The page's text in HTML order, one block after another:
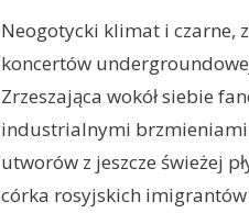
Neogotycki klimat i czarne,
koncertów
Zrzeszająca wokół siebie
industrialnymi brzmieniami
utworów z jeszcze świeżej
córka rosyjskich